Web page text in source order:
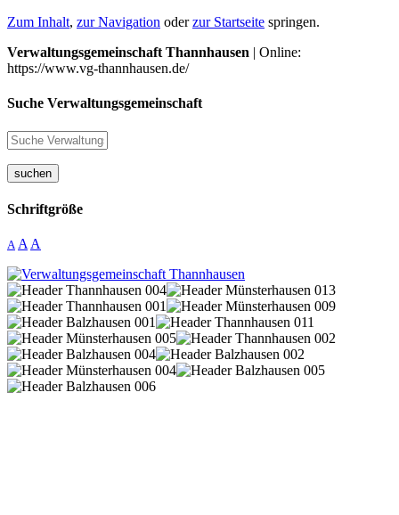
Zum Inhalt, zur Navigation oderzur Startseite springen.
Verwaltungsgemeinschaft Thannhausen | Online:
https://www.vg-thannhausen.de/
Suche Verwaltungsgemeinschaft
suchen
Schriftgröße
A A A